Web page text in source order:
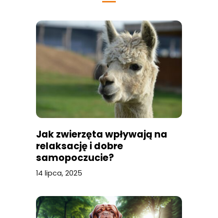
Jak zwierzęta wpływają na
relaksację i dobre
samopoczucie?
14 lipca, 2025